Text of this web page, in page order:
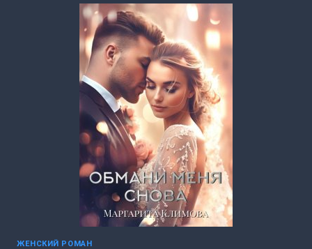
ДУШИ.
КНИГА
(МАРГАРИТА
КЛИМОВА)
ЖЕНСКИЙ РОМАН